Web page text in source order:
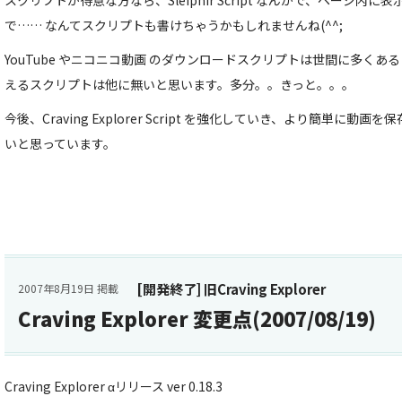
で…… なんてスクリプトも書けちゃうかもしれませんね(^^;
YouTube やニコニコ動画 のダウンロードスクリプトは世間に多くあ
えるスクリプトは他に無いと思います。多分。。きっと。。。
今後、Craving Explorer Script を強化していき、より簡単に動画を保
いと思っています。
[開発終了] 旧Craving Explorer
2007年8月19日 掲載
Craving Explorer 変更点(2007/08/19)
Craving Explorer αリリース ver 0.18.3